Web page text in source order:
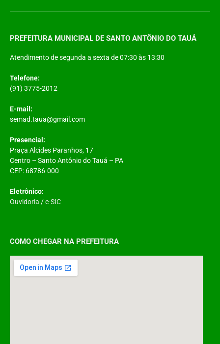
PREFEITURA MUNICIPAL DE SANTO ANTÔNIO DO TAUÁ
Atendimento de segunda a sexta de 07:30 às 13:30
Telefone:
(91) 3775-2012
E-mail:
semad.taua@gmail.com
Presencial:
Praça Alcides Paranhos, 17
Centro – Santo Antônio do Tauá – PA
CEP: 68786-000
Eletrônico:
Ouvidoria /e-SIC
COMO CHEGAR NA PREFEITURA